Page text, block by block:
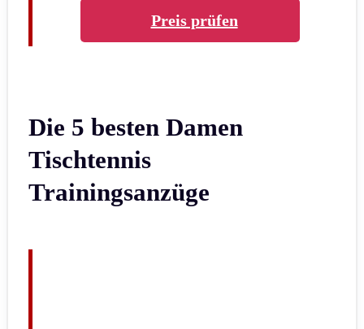
Preis prüfen
Die 5 besten Damen
Tischtennis
Trainingsanzüge